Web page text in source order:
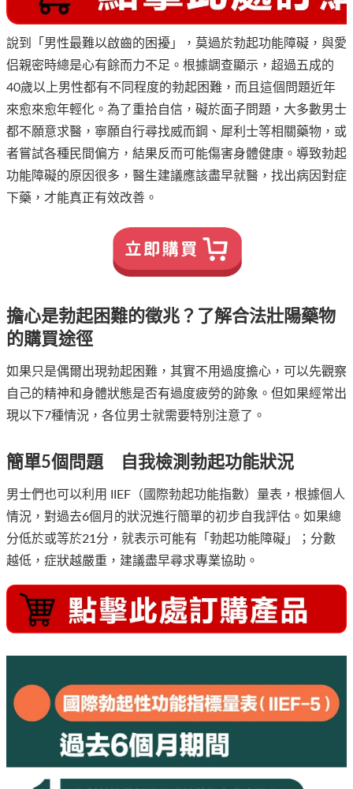
說到「男性最難以啟齒的困擾」，莫過於勃起功能障礙，與愛
侣親密時總是心有餘而力不足。根據調查顯示，超過五成的
40歲以上男性都有不同程度的勃起困難，而且這個問題近年
來愈來愈年輕化。為了重拾自信，礙於面子問題，大多數男士
都不願意求醫，寧願自行尋找威而鋼、犀利士等相關藥物，或
者嘗試各種民間偏方，結果反而可能傷害身體健康。導致勃起
功能障礙的原因很多，醫生建議應該盡早就醫，找出病因對症
下藥，才能真正有效改善。
擔心是勃起困難的徵兆？了解合法壯陽藥物
的購買途徑
如果只是偶爾出現勃起困難，其實不用過度擔心，可以先觀察
自己的精神和身體狀態是否有過度疲勞的跡象。但如果經常出
現以下7種情況，各位男士就需要特別注意了。
簡單5個問題 自我檢測勃起功能狀況
男士們也可以利用 IIEF（國際勃起功能指數）量表，根據個人
情況，對過去6個月的狀況進行簡單的初步自我評估。如果總
分低於或等於21分，就表示可能有「勃起功能障礙」；分數
越低，症狀越嚴重，建議盡早尋求專業協助。